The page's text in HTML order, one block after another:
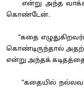
என்று அந்த
கொண்டேன்.
“கதை
கொண்டிருந்தால்
என்று அந்தக்
“கதையில்